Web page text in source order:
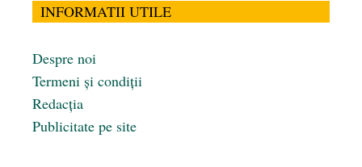
INFORMATII UTILE
Despre noi
Termeni și condiții
Redacția
Publicitate pe site